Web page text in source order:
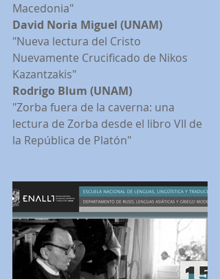
Macedonia"
David Noria Miguel (UNAM)
"Nueva lectura del Cristo
Nuevamente Crucificado de Nikos
Kazantzakis"
Rodrigo Blum (UNAM)
"Zorba fuera de la caverna: una
lectura de Zorba desde el libro VII de
la República de Platón"